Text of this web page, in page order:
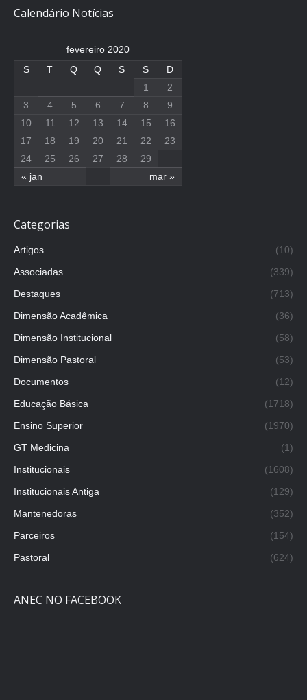
Calendário Notícias
fevereiro 2020
S
T Q Q S S D
« jan mar »
1
2
3
4 5 6 7 8
9
10
11 12 13 14 15
16
17
18 19 20 21 22
23
24
25 26 27 28 29
Categorias
Artigos
(10)
Associadas
(339)
Destaques
(713)
Dimensão Acadêmica
(36)
Dimensão Institucional
(58)
Dimensão Pastoral
(53)
Documentos
(12)
Educação Básica
(1718)
Ensino Superior
(1970)
GT Medicina
(1)
Institucionais
(1608)
Institucionais Antiga
(129)
Mantenedoras
(352)
Parceiros
(154)
Pastoral
(624)
ANEC NO FACEBOOK